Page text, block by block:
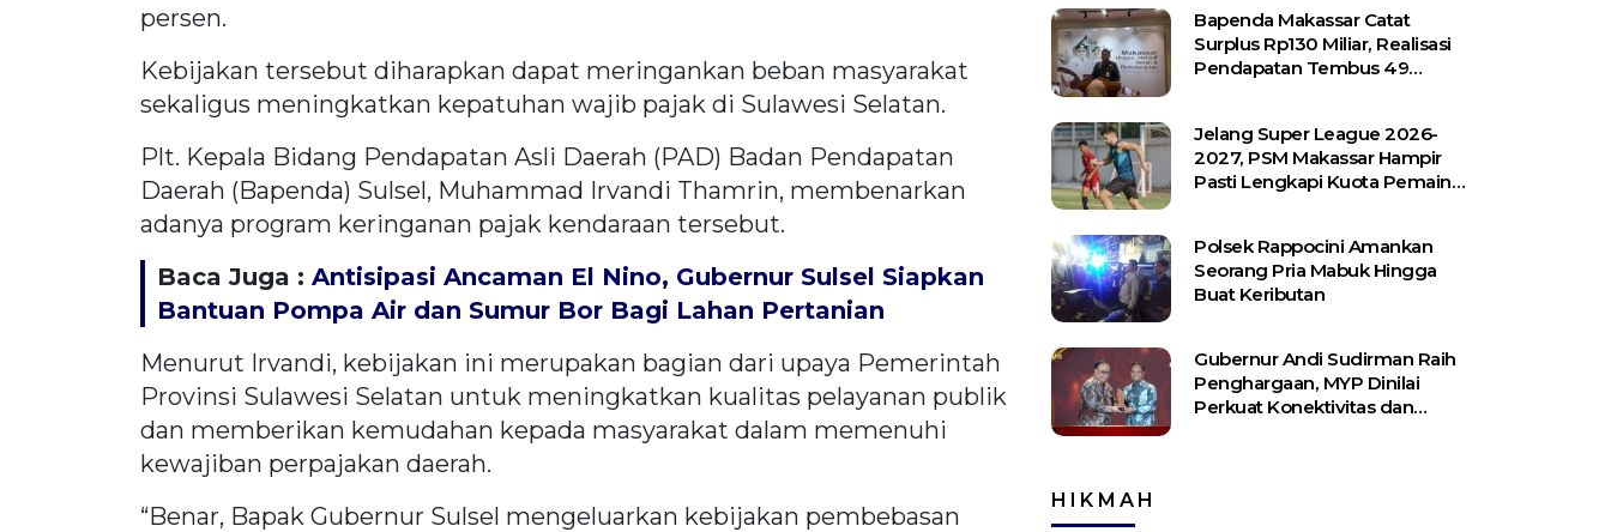
persen.
Kebijakan tersebut diharapkan dapat meringankan beban masyarakat
sekaligus meningkatkan kepatuhan wajib pajak di Sulawesi Selatan.
Plt. Kepala Bidang Pendapatan Asli Daerah (PAD) Badan Pendapatan
Daerah (Bapenda) Sulsel, Muhammad Irvandi Thamrin, membenarkan
adanya program keringanan pajak kendaraan tersebut.
Baca Juga : Antisipasi Ancaman El Nino, Gubernur Sulsel Siapkan
Bantuan Pompa Air dan Sumur Bor Bagi Lahan Pertanian
Menurut Irvandi, kebijakan ini merupakan bagian dari upaya Pemerintah
Provinsi Sulawesi Selatan untuk meningkatkan kualitas pelayanan publik
dan memberikan kemudahan kepada masyarakat dalam memenuhi
kewajiban perpajakan daerah.
“Benar, Bapak Gubernur Sulsel mengeluarkan kebijakan pembebasan
Bapenda Makassar Catat
Surplus Rp130 ​​Miliar, Realisasi
Pendapatan Tembus 49
Jelang Super League 2026-
2027, PSM Makassar Hampir
Pasti Lengkapi Kuota Pemain
Polsek Rappocini Amankan
Seorang Pria Mabuk Hingga
Buat Keributan
Gubernur Andi Sudirman Raih
Penghargaan, MYP Dinilai
Perkuat Konektivitas dan
HIKMAH